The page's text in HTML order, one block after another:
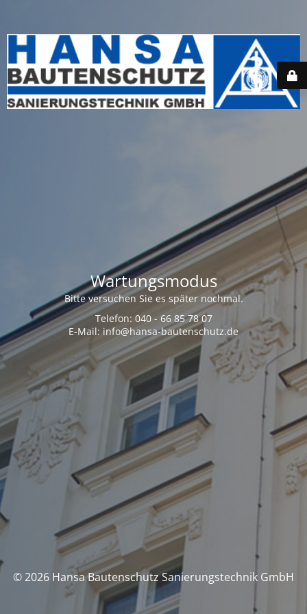
Wartungsmodus
Bitte versuchen Sie es später nochmal.
Telefon: 040 - 66 85 78 07
E-Mail: info@hansa-bautenschutz.de
© 2026 Hansa Bautenschutz Sanierungstechnik GmbH